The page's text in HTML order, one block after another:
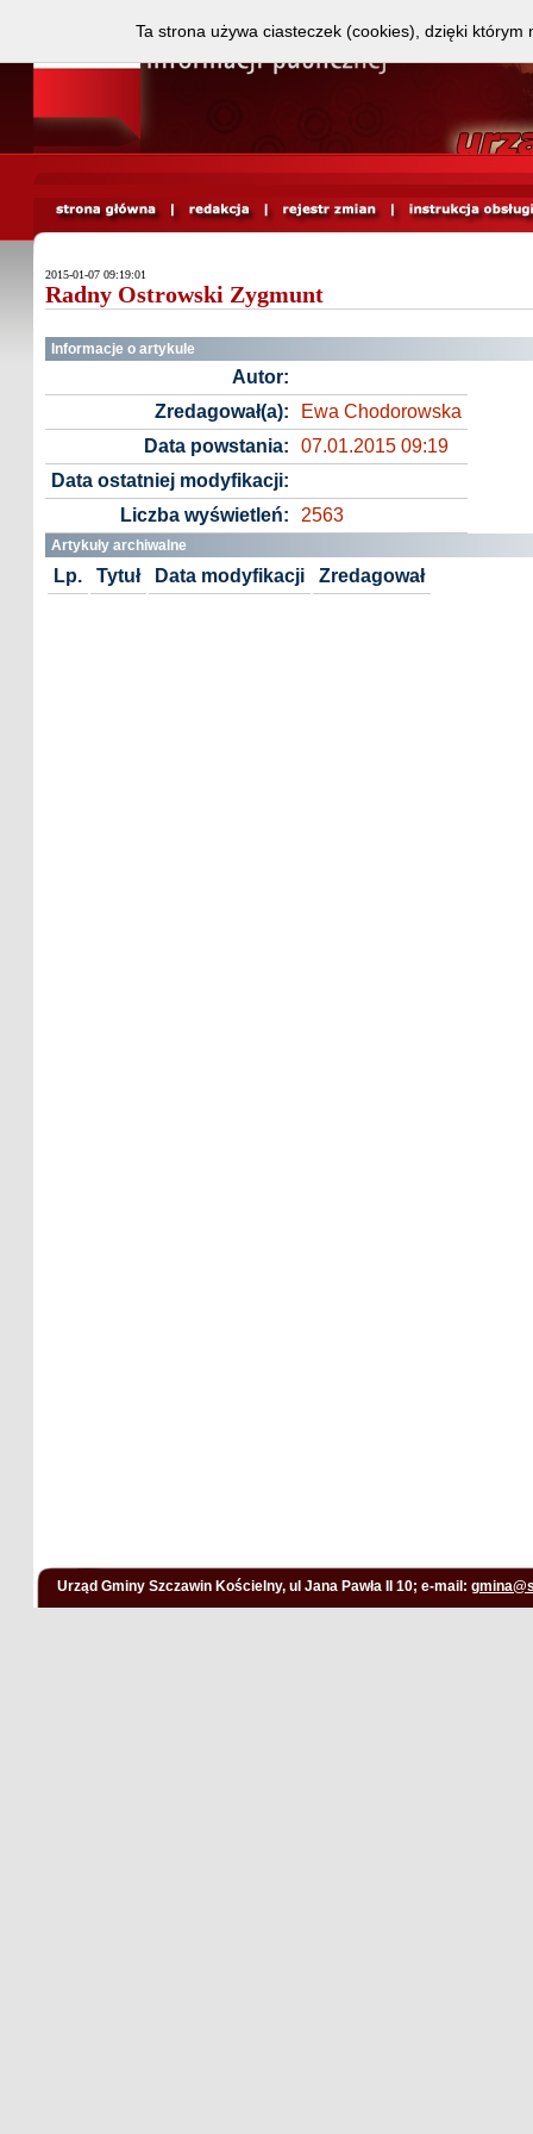
2015-01-07 09:19:01
Radny Ostrowski Zygmunt
Informacje o artykule
Autor:
Zredagował(a):
Ewa Chodorowska
Data powstania:
07.01.2015 09:19
Data ostatniej modyfikacji:
Liczba wyświetleń:
2563
Artykuły archiwalne
Lp. Tytuł Data modyfikacji Zredagował
Urząd Gminy Szczawin Kościelny, ul Jana Pawła II 10; e-mail:
Ta strona używa ciasteczek (cookies), dzięki którym